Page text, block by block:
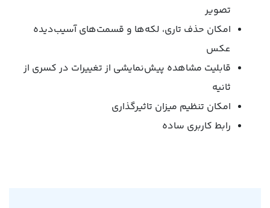
تصویر
امکان حذف تاری، لکه‌ها و قسمت‌های آسیب‌دیده
عکس
قابلیت مشاهده پیش‌نمایشی از تغییرات در کسری از
ثانیه
امکان تنظیم میزان تاثیرگذاری
رابط کاربری ساده